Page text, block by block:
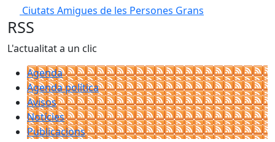
Ciutats Amigues de les Persones Grans
RSS
L'actualitat a un clic
Agenda
Agenda política
Avisos
Notícies
Publicacions